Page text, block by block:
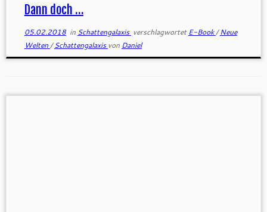
Dann doch …
05.02.2018in Schattengalaxis verschlagwortetE-Book/Neue
Welten/Schattengalaxis von Daniel